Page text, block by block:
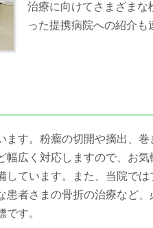
治療に向けてさまざまな
った提携病院への紹介も
ます。粉瘤の切開や摘出、巻
幅広く対応しますので、お気
しています。また、当院では
患者さまの骨折の治療など、
す。